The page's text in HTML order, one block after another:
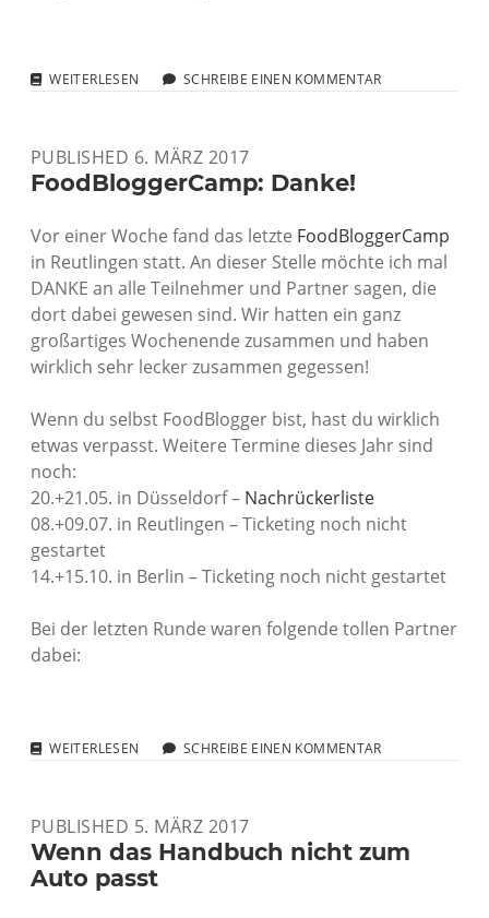
WEITERLESEN ÜBERSICHTLICHES
WEBLOGS
SCHREIBE EINEN KOMMENTAR
PUBLISHED 6. MÄRZ 2017
FoodBloggerCamp: Danke!
Vor einer Woche fand das letzte FoodBloggerCamp
in Reutlingen statt. An dieser Stelle möchte ich mal
DANKE an alle Teilnehmer und Partner sagen, die
dort dabei gewesen sind. Wir hatten ein ganz
großartiges Wochenende zusammen und haben
wirklich sehr lecker zusammen gegessen!
Wenn du selbst FoodBlogger bist, hast du wirklich
etwas verpasst. Weitere Termine dieses Jahr sind
noch:
20.+21.05. in Düsseldorf – Nachrückerliste
08.+09.07. in Reutlingen – Ticketing noch nicht
gestartet
14.+15.10. in Berlin – Ticketing noch nicht gestartet
Bei der letzten Runde waren folgende tollen Partner
dabei:
WEITERLESEN FOODBLOGGERCAMP:
SCHREIBE EINEN KOMMENTAR
PUBLISHED 5. MÄRZ 2017
Wenn das Handbuch nicht zum
Auto passt